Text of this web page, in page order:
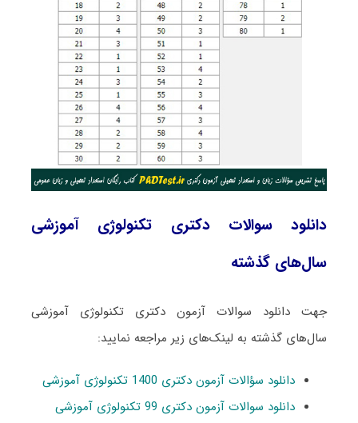
دانلود سوالات دکتری تکنولوژی آموزشی
سال‌های گذشته
جهت دانلود سوالات آزمون دکتری تکنولوژی آموزشی
سال‌های گذشته به لینک‌های زیر مراجعه نمایید:
دانلود سؤالات آزمون دکتری 1400 تکنولوژی آموزشی
دانلود سوالات آزمون دکتری 99 تکنولوژی آموزشی